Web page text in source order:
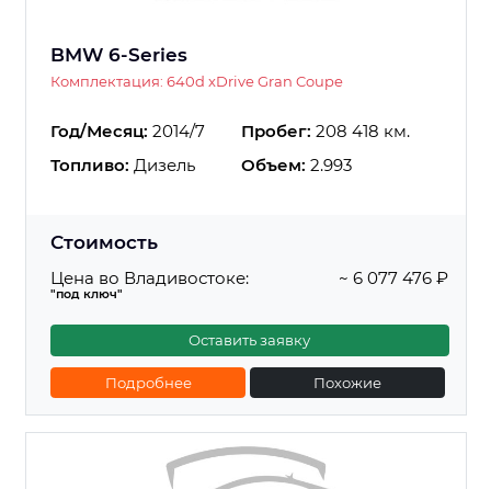
BMW 6-Series
Комплектация: 640d xDrive Gran Coupe
Год/Месяц: 2014/7 Пробег: 208 418 км.
Топливо: Дизель Объем: 2.993
Стоимость
Цена во Владивостоке:
"под ключ"
~ 6 077 476 ₽
Оставить заявку
Подробнее Похожие